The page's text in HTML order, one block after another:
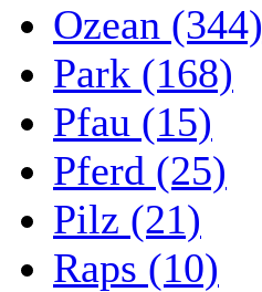
Ozean (344)
Park (168)
Pfau (15)
Pferd (25)
Pilz (21)
Raps (10)